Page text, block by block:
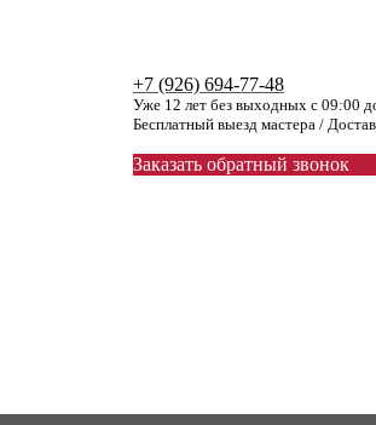
+7 (926) 694-77-48
Уже 12 лет без выходных с 09:00
Бесплатный выезд мастера /
Заказать обратный звонок